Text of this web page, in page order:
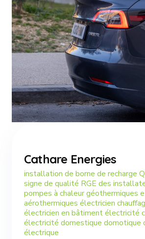
Cathare Energies
installation de borne de recharge
signe de qualité RGE des
pompes à chaleur géothermiques
aérothermiques électricien
électricien en bâtiment électricité
électricité domestique domotique
électrique